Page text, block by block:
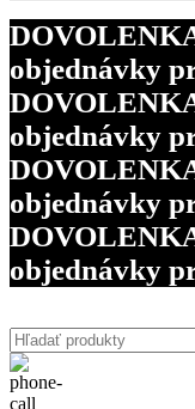
objednávky
objednávky
objednávky
objednávky